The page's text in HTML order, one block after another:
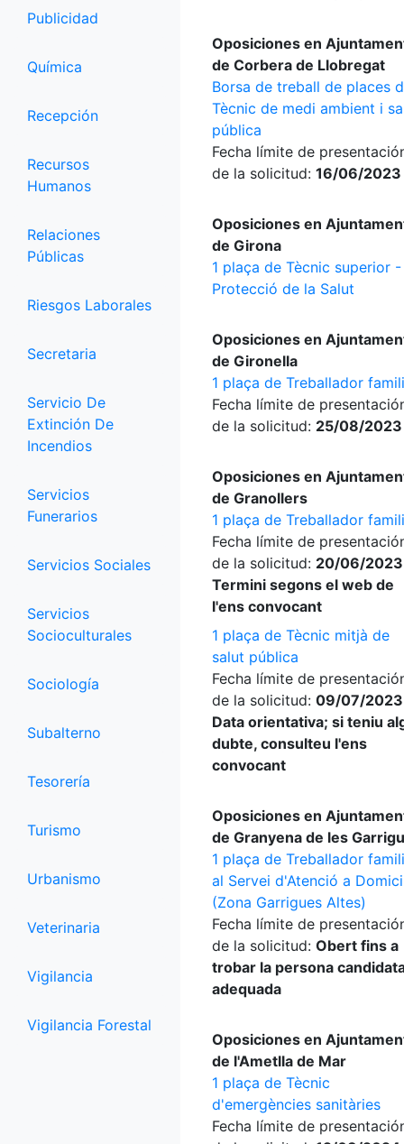
Publicidad
Química
Recepción
Recursos
Humanos
Relaciones
Públicas
Riesgos Laborales
Secretaria
Servicio De
Extinción De
Incendios
Servicios
Funerarios
Servicios Sociales
Servicios
Socioculturales
Sociología
Subalterno
Tesorería
Turismo
Urbanismo
Veterinaria
Vigilancia
Vigilancia Forestal
Oposiciones en
de Corbera de Llobregat
Borsa de treball de places
Tècnic de medi ambient i
pública
Fecha límite de
de la solicitud: 16/06/2023
Oposiciones en
de Girona
1 plaça de Tècnic superior -
Protecció de la Salut
Oposiciones en
de Gironella
1 plaça de Treballador
Fecha límite de
de la solicitud: 25/08/2023
Oposiciones en
de Granollers
1 plaça de Treballador
Fecha límite de
de la solicitud: 20/06/
Termini segons el web de
l'ens convocant
1 plaça de Tècnic mitjà de
salut pública
Fecha límite de
de la solicitud: 09/07/
Data orientativa; si teniu
dubte, consulteu l'ens
convocant
Oposiciones en
de Granyena de les
1 plaça de Treballador
al Servei d'Atenció a
(Zona Garrigues Altes)
Fecha límite de
de la solicitud: Obert fins a
trobar la persona
adequada
Oposiciones en
de l'Ametlla de Mar
1 plaça de Tècnic
d'emergències sanitàries
Fecha límite de